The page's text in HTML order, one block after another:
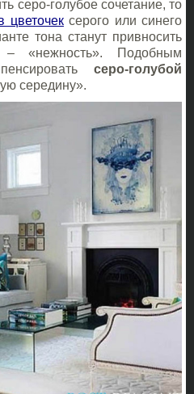
серо-голубое сочетание, то
цветочексерого или синего
тона станут привносить
– «нежность». Подобным
серо-голубой
середину».